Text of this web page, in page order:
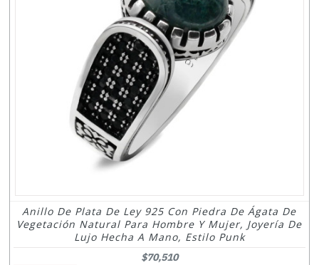
Anillo De Plata De Ley 925 Con Piedra De Ágata De
Vegetación Natural Para Hombre Y Mujer, Joyería De
Lujo Hecha A Mano, Estilo Punk
$70,510